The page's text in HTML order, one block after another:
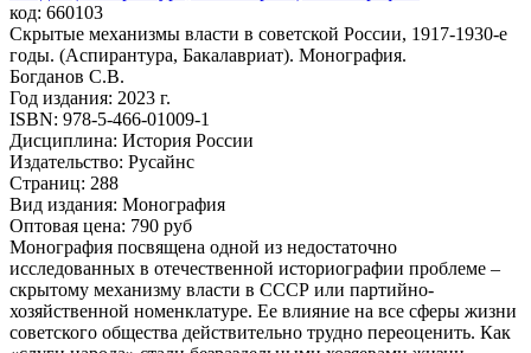
код: 660103
Скрытые механизмы власти в советской России, 1917-1930-е
годы. (Аспирантура, Бакалавриат). Монография.
Богданов С.В.
Год издания: 2023 г.
ISBN: 978-5-466-01009-1
Дисциплина: История России
Издательство: Русайнс
Страниц: 288
Вид издания: Монография
Оптовая цена: 790 руб
Монография посвящена одной из недостаточно
исследованных в отечественной историографии проблеме –
скрытому механизму власти в СССР или партийно-
хозяйственной номенклатуре. Ее влияние на все сферы жизни
советского общества действительно трудно переоценить. Как